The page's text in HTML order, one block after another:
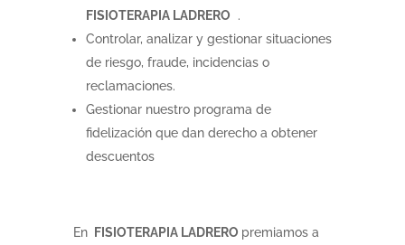
FISIOTERAPIA LADRERO .
Controlar, analizar y gestionar situaciones
de riesgo, fraude, incidencias o
reclamaciones.
Gestionar nuestro programa de
fidelización que dan derecho a obtener
descuentos
En FISIOTERAPIA LADRERO premiamos a